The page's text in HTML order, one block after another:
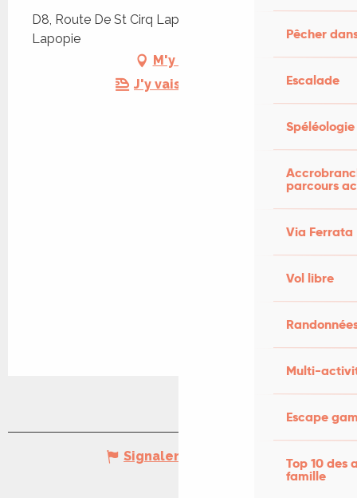
Pêcher
Escalade
Spéléologie
parcours
Via Ferrata
Vol libre
Multi-
Escape
Top 10 des
famille
D8, Route De St Cirq Lapopie, 46330 Saint-Cirq-
Lapopie
M'y rendre
J'y vais en train !
Signaler une erreur